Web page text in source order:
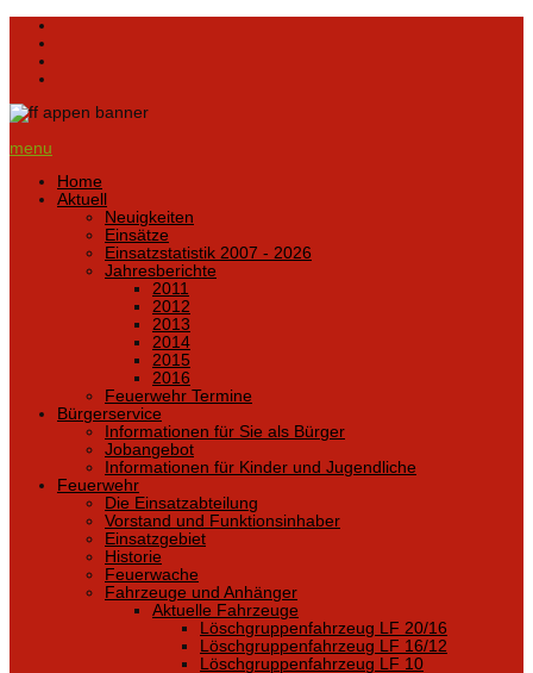
menu
Home
Aktuell
Neuigkeiten
Einsätze
Einsatzstatistik 2007 - 2026
Jahresberichte
2011
2012
2013
2014
2015
2016
Feuerwehr Termine
Bürgerservice
Informationen für Sie als Bürger
Jobangebot
Informationen für Kinder und Jugendliche
Feuerwehr
Die Einsatzabteilung
Vorstand und Funktionsinhaber
Einsatzgebiet
Historie
Feuerwache
Fahrzeuge und Anhänger
Aktuelle Fahrzeuge
Löschgruppenfahrzeug LF 20/16
Löschgruppenfahrzeug LF 16/12
Löschgruppenfahrzeug LF 10